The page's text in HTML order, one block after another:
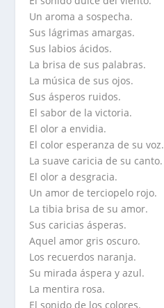
Un aroma a sospecha.
Sus lágrimas amargas.
Sus labios ácidos.
La brisa de sus palabras.
La música de sus ojos.
Sus ásperos ruidos.
El sabor de la victoria.
El olor a envidia.
El color esperanza de su voz.
La suave caricia de su canto.
El olor a desgracia.
Un amor de terciopelo rojo.
La tibia brisa de su amor.
Sus caricias ásperas.
Aquel amor gris oscuro.
Los recuerdos naranja.
Su mirada áspera y azul.
La mentira rosa.
El sonido de los colores.